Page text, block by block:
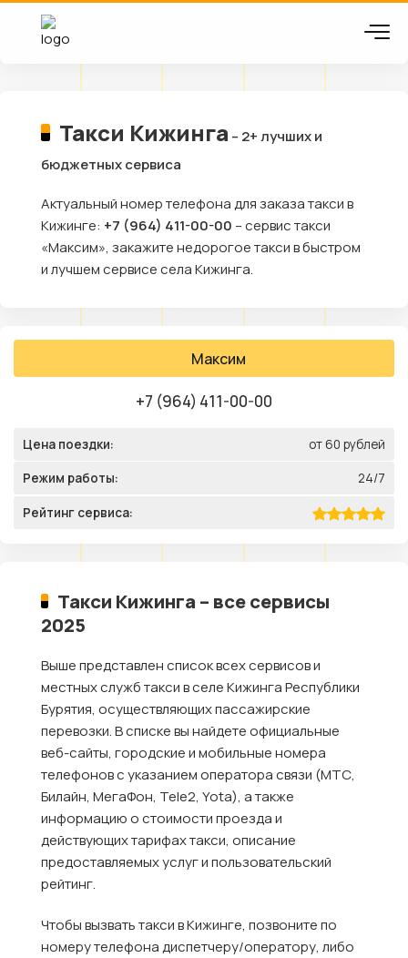
Такси Кижинга – 2+ лучших и
бюджетных сервиса
Актуальный номер телефона для заказа такси в
Кижинге: +7 (964) 411-00-00 – сервис такси
«Максим», закажите недорогое такси в быстром
и лучшем сервисе села Кижинга.
Максим
+7 (964) 411-00-00
Цена поездки: от 60 рублей
Режим работы: 24/7
Рейтинг сервиса:
Такси Кижинга – все сервисы
2025
Выше представлен список всех сервисов и
местных служб такси в селе Кижинга Республики
Бурятия, осуществляющих пассажирские
перевозки. В списке вы найдете официальные
веб-сайты, городские и мобильные номера
телефонов с указанием оператора связи (МТС,
Билайн, МегаФон, Tele2, Yota), а также
информацию о стоимости проезда и
действующих тарифах такси, описание
предоставляемых услуг и пользовательский
рейтинг.
Чтобы вызвать такси в Кижинге, позвоните по
номеру телефона диспетчеру/оператору, либо